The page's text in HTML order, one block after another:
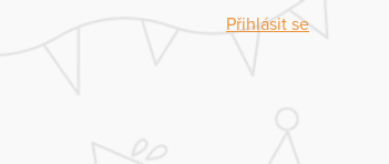
Přihlásit se